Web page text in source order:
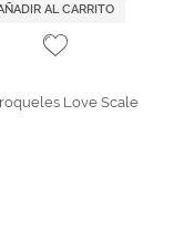
AL CARRITO